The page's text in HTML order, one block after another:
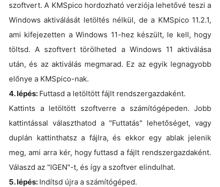
szoftvert. A KMSpico hordozható verziója lehetővé teszi a
Windows aktiválását letöltés nélkül, de a KMSpico 11.2.1,
ami kifejezetten a Windows 11-hez készült, le kell, hogy
töltsd. A szoftvert törölheted a Windows 11 aktiválása
után, és az aktiválás megmarad. Ez az egyik legnagyobb
előnye a KMSpico-nak.
4. lépés: Futtasd a letöltött fájlt rendszergazdaként.
Kattints a letöltött szoftverre a számítógépeden. Jobb
kattintással választhatod a "Futtatás" lehetőséget, vagy
duplán kattinthatsz a fájlra, és ekkor egy ablak jelenik
meg, ami arra kér, hogy futtasd a fájlt rendszergazdaként.
Válaszd az "IGEN"-t, és így a szoftver elindulhat.
5. lépés: Indítsd újra a számítógéped.